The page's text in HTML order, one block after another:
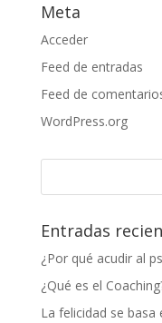
Meta
Acceder
Feed de entradas
Feed de
WordPress.org
Entradas
¿Por qué acudir al
¿Qué es el
La felicidad se